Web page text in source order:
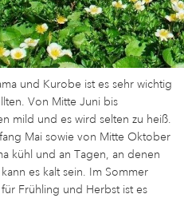
und Kurobe ist es sehr wichtig
Von Mitte Juni bis
mild und es wird selten zu heiß.
Mai sowie von Mitte Oktober
kühl und an Tagen, an denen
es kalt sein. Im Sommer
Frühling und Herbst ist es